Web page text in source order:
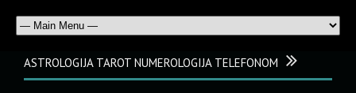
ASTROLOGIJA TAROT NUMEROLOGIJA TELEFONOM